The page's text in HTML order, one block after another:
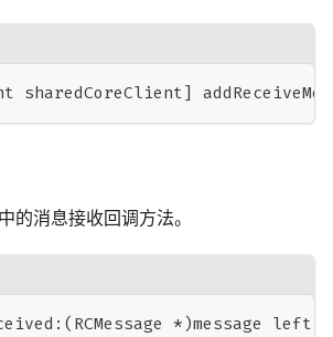
sharedCoreClient]
的消息接收回调方法。
: ( RCMessage *)message left